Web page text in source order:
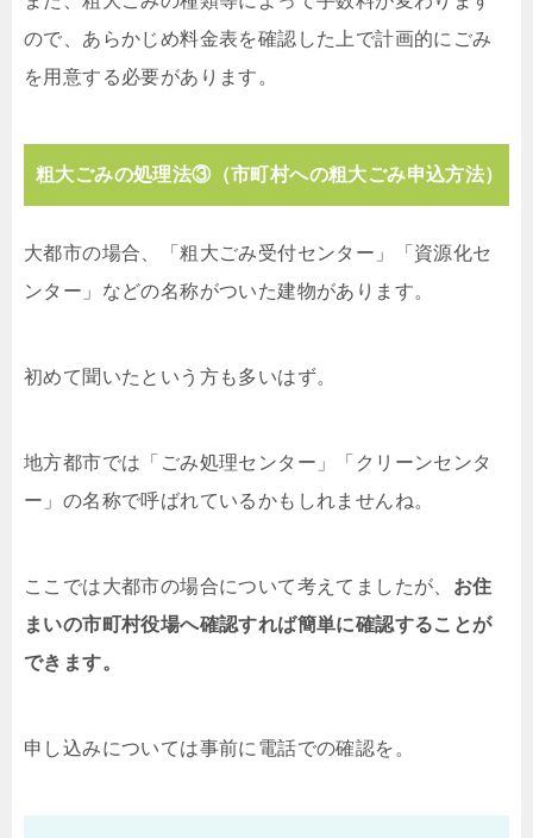
ので、あらかじめ料金表を確認した上で計画的にごみ
を用意する必要があります。
粗大ごみの処理法③（市町村への粗大ごみ申込方法）
大都市の場合、「粗大ごみ受付センター」「資源化セ
ンター」などの名称がついた建物があります。
初めて聞いたという方も多いはず。
地方都市では「ごみ処理センター」「クリーンセンタ
ー」の名称で呼ばれているかもしれませんね。
ここでは大都市の場合について考えてましたが、 お住
まいの市町村役場へ確認すれば簡単に確認することが
できます。
申し込みについては事前に電話での確認を。